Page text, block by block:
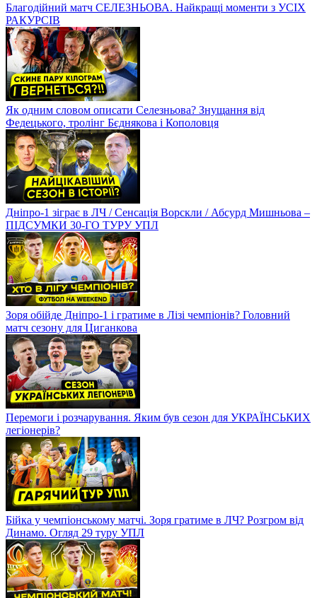
Благодійний матч СЕЛЕЗНЬОВА. Найкращі моменти з УСІХ
РАКУРСІВ
Як одним словом описати Селезньова? Знущання від
Федецького, тролінг Бєднякова і Кополовця
Дніпро-1 зіграє в ЛЧ / Сенсація Ворскли / Абсурд Мишньова –
ПІДСУМКИ 30-ГО ТУРУ УПЛ
Зоря обійде Дніпро-1 і гратиме в Лізі чемпіонів? Головний
матч сезону для Циганкова
Перемоги і розчарування. Яким був сезон для УКРАЇНСЬКИХ
легіонерів?
Бійка у чемпіонському матчі. Зоря гратиме в ЛЧ? Розгром від
Динамо. Огляд 29 туру УПЛ